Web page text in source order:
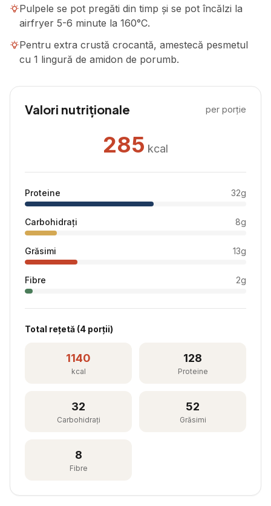
Pulpele se pot pregăti din timp și se pot încălzi la
airfryer 5-6 minute la 160°C.
Pentru extra crustă crocantă, amestecă pesmetul
cu 1 lingură de amidon de porumb.
Valori nutriționale per porție
285 kcal
Proteine 32g
Carbohidrați 8g
Grăsimi 13g
Fibre 2g
Total rețetă (4 porții)
1140
kcal
128
Proteine
32
Carbohidrați
52
Grăsimi
8
Fibre